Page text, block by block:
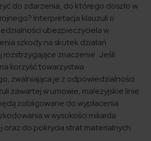
do zdarzenia, do którego doszło w
Interpretacja klauzuli o
ubezpieczyciela w
szkody na skutek działań
znaczenie. Jeśli
korzyść towarzystwa
zwalniająca je z odpowiedzialności
zawartej w umowie, malezyjskie linie
zobligowane do wypłacenia
w wysokości miliarda
oraz do pokrycia strat materialnych.